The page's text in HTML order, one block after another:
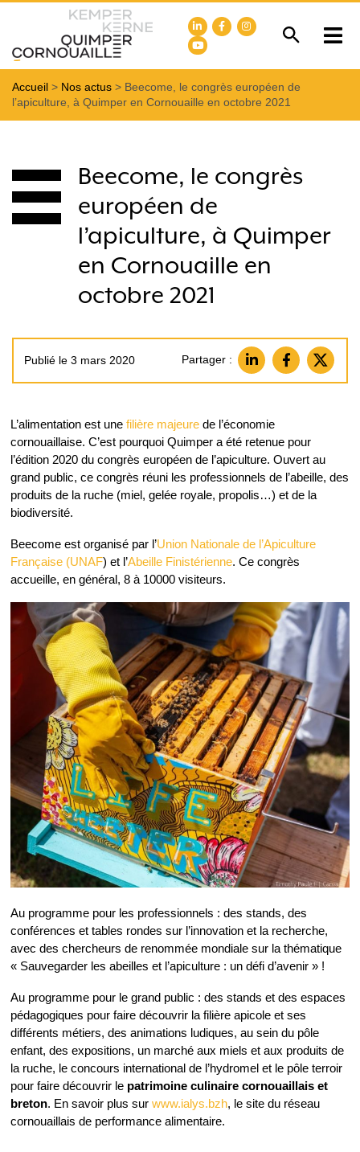
Accueil > Nos actus > Beecome, le congrès européen de
l’apiculture, à Quimper en Cornouaille en octobre 2021
Beecome, le congrès
européen de
l’apiculture, à Quimper
en Cornouaille en
octobre 2021
Publié le 3 mars 2020 Partager :
L’alimentation est une filière majeurede l’économie
cornouaillaise. C’est pourquoi Quimper a été retenue pour
l’édition 2020 du congrès européen de l’apiculture. Ouvert au
grand public, ce congrès réuni les professionnels de l’abeille, des
produits de la ruche (miel, gelée royale, propolis…) et de la
biodiversité.
Beecome est organisé par l’Union Nationale de l’Apiculture
Française (UNAF) et l’Abeille Finistérienne. Ce congrès
accueille, en général, 8 à 10000 visiteurs.
Au programme pour les professionnels : des stands, des
conférences et tables rondes sur l’innovation et la recherche,
avec des chercheurs de renommée mondiale sur la thématique
« Sauvegarder les abeilles et l’apiculture : un défi d’avenir » !
Au programme pour le grand public : des stands et des espaces
pédagogiques pour faire découvrir la filière apicole et ses
différents métiers, des animations ludiques, au sein du pôle
enfant, des expositions, un marché aux miels et aux produits de
la ruche, le concours international de l’hydromel et le pôle terroir
pour faire découvrir le patrimoine culinaire cornouaillais et
breton. En savoir plus sur www.ialys.bzh, le site du réseau
cornouaillais de performance alimentaire.